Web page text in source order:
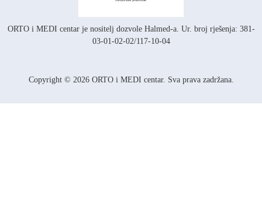
Copyright © 2026 ORTO i MEDI centar. Sva prava zadržana.
ORTO i MEDI centar je nositelj dozvole Halmed-a. Ur. broj rješenja: 381-
03-01-02-02/117-10-04